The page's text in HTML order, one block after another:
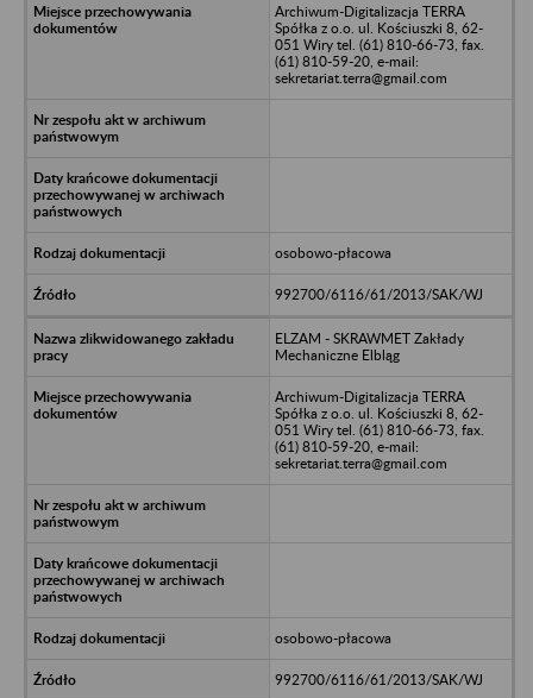
Archiwum-Digitalizacja TERRA
Spółka z o.o. ul. Kościuszki 8, 62-
051 Wiry tel. (61) 810-66-73, fax.
(61) 810-59-20, e-mail:
sekretariat.terra@gmail.com
osobowo-płacowa
992700/6116/61/2013/SAK/WJ
ELZAM - SKRAWMET Zakłady
Mechaniczne Elbląg
Archiwum-Digitalizacja TERRA
Spółka z o.o. ul. Kościuszki 8, 62-
051 Wiry tel. (61) 810-66-73, fax.
(61) 810-59-20, e-mail:
sekretariat.terra@gmail.com
osobowo-płacowa
992700/6116/61/2013/SAK/WJ